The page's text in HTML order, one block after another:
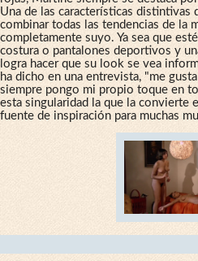
Una de las características distintivas
combinar todas las tendencias de la
completamente suyo. Ya sea que
costura o pantalones deportivos y
logra hacer que su look se vea
ha dicho en una entrevista, "me
siempre pongo mi propio toque en
esta singularidad la que la convierte
fuente de inspiración para muchas